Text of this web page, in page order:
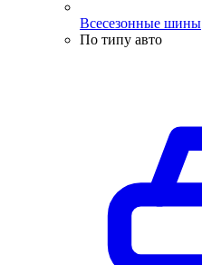
Всесезонные шины
По типу авто